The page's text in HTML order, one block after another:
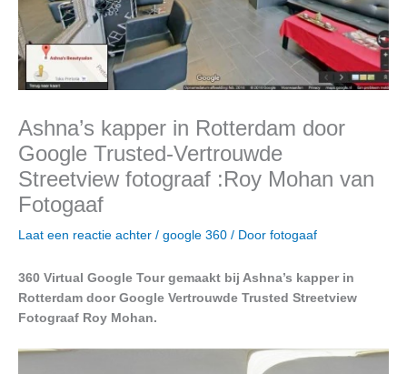
Ashna’s kapper in Rotterdam door
Google Trusted-Vertrouwde
Streetview fotograaf :Roy Mohan van
Fotogaaf
Laat een reactie achter / google 360 / Door fotogaaf
360 Virtual Google Tour gemaakt bij Ashna’s kapper in
Rotterdam door Google Vertrouwde Trusted Streetview
Fotograaf Roy Mohan.